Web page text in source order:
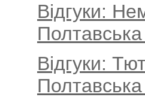
Відгуки:
Відгуки: